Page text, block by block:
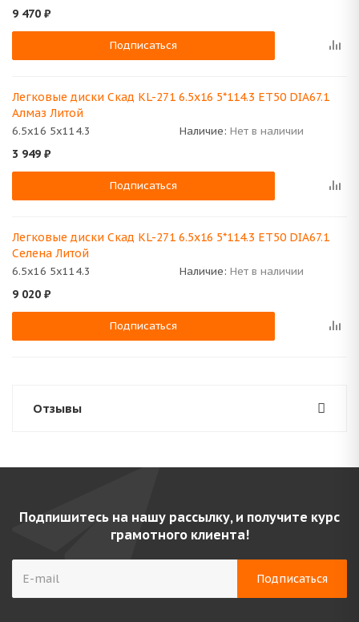
9 470 ₽
Подписаться
Легковые диски Скад KL-271 6.5x16 5*114.3 ET50 DIA67.1
Алмаз Литой
6.5x16 5x114.3 Наличие: Нет в наличии
3 949 ₽
Подписаться
Легковые диски Скад KL-271 6.5x16 5*114.3 ET50 DIA67.1
Селена Литой
6.5x16 5x114.3 Наличие: Нет в наличии
9 020 ₽
Подписаться
Отзывы
Подпишитесь на нашу рассылку, и получите курс
грамотного клиента!